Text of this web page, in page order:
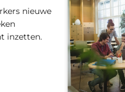
nieuwe
inzetten.